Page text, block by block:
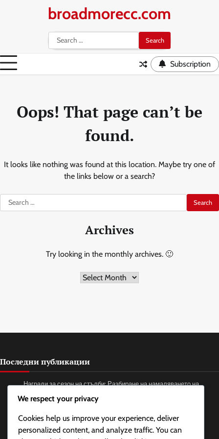
broadmorecc.com
Search
for:
Subscription
Oops! That page can’t be
found.
It looks like nothing was found at this location. Maybe try one of
the links below or a search?
Search
for:
Archives
Try looking in the monthly archives. 🙂
Archives
Последни публикации
Награди за сезон на стълби: Разбиране на намаляването на
Изискване на награди, Право на участие
Промоционални пакети: Проблеми с исканията за пакети,
We respect your privacy
Cookies help us improve your experience, deliver
personalized content, and analyze traffic. You can